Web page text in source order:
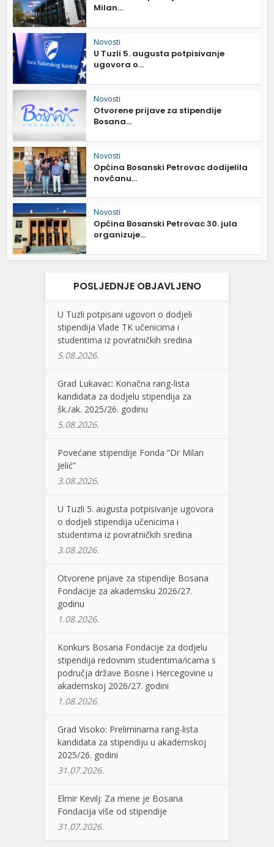
Milan...
Novosti
U Tuzli 5. augusta potpisivanje
ugovora o...
Novosti
Otvorene prijave za stipendije
Bosana...
Novosti
Općina Bosanski Petrovac dodijelila
novčanu...
Novosti
Općina Bosanski Petrovac 30. jula
organizuje...
POSLJEDNJE OBJAVLJENO
U Tuzli potpisani ugovori o dodjeli
stipendija Vlade TK učenicima i
studentima iz povratničkih sredina
5.08.2026.
Grad Lukavac: Konačna rang-lista
kandidata za dodjelu stipendija za
šk./ak. 2025/26. godinu
5.08.2026.
Povećane stipendije Fonda “Dr Milan
Jelić”
3.08.2026.
U Tuzli 5. augusta potpisivanje ugovora
o dodjeli stipendija učenicima i
studentima iz povratničkih sredina
3.08.2026.
Otvorene prijave za stipendije Bosana
Fondacije za akademsku 2026/27.
godinu
1.08.2026.
Konkurs Bosana Fondacije za dodjelu
stipendija redovnim studentima/icama s
područja države Bosne i Hercegovine u
akademskoj 2026/27. godini
1.08.2026.
Grad Visoko: Preliminarna rang-lista
kandidata za stipendiju u akademskoj
2025/26. godini
31.07.2026.
Elmir Kevilj: Za mene je Bosana
Fondacija više od stipendije
31.07.2026.